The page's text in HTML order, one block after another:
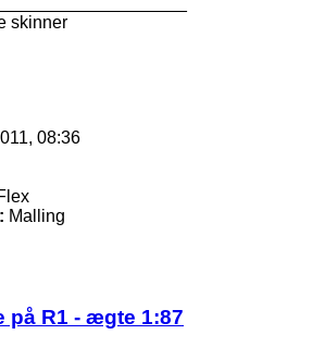
skinner
08:36
Malling
på R1 - ægte 1:87